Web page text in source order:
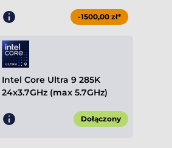
-1500,00 zł*
Intel Core Ultra 9 285K
24x3.7GHz (max 5.7GHz)
Dołączony